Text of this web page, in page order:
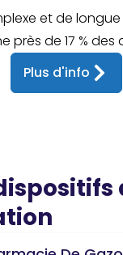
et de longue
près de 17 % des
Plus d'info